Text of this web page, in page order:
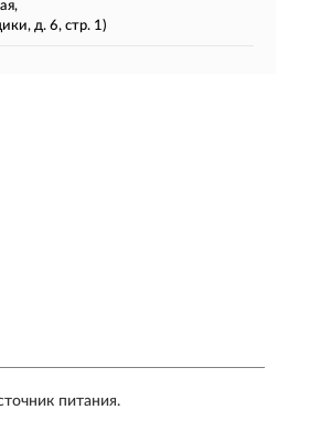
д. 6, стр. 1)
питания.